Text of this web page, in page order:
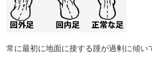
常に最初に地面に接する踵が過剰に傾